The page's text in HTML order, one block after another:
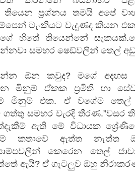
ප්‍රශ්නය තමයි අපේ
ටැංකියට වැදුණද කියන
හිතේ තියෙන්නේ
සමහර ෂෙඩ්වලින් තෙල්
ඕන කවුද? මගේ අදහස
ඒකක ප්‍රමිති හා සේවා
එක. ඒ වගේම තෙල්
ගත්තු සමහර වැරදි
ඇති මේ විධායක
කතාවේ ඇත්ත නැත්ත
කෙරෙන තෙල්
ඇයි? ඒ ගැටලුව ඔහු